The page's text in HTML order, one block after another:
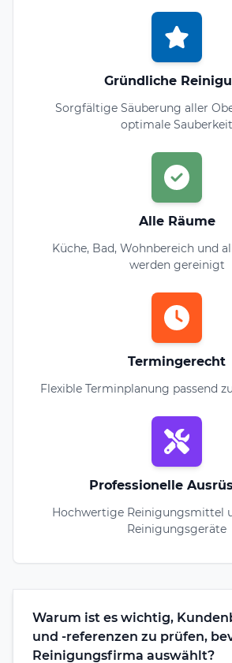
Gründliche
Sorgfältige Säuberung aller
optimale Sauberkeit
Alle Räume
Küche, Bad, Wohnbereich und
werden gereinigt
Termingerecht
Flexible Terminplanung passend
Professionelle
Hochwertige Reinigungsmittel
Reinigungsgeräte
Warum ist es wichtig,
und -referenzen zu prüfen,
Reinigungsfirma auswählt?